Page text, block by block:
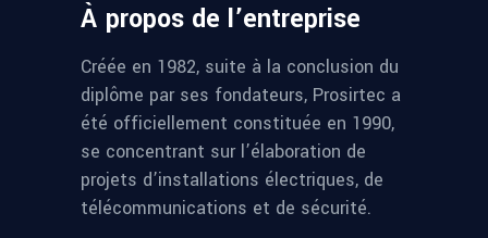
À propos de l’entreprise
Créée en 1982, suite à la conclusion du
diplôme par ses fondateurs, Prosirtec a
été officiellement constituée en 1990,
se concentrant sur l’élaboration de
projets d’installations électriques, de
télécommunications et de sécurité.